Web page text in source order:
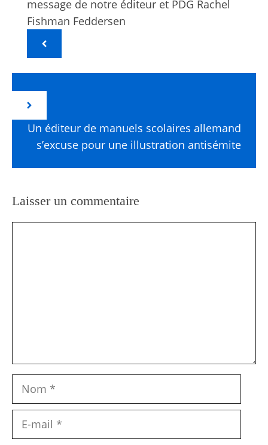
message de notre éditeur et PDG Rachel
Fishman Feddersen
Un éditeur de manuels scolaires allemand
s’excuse pour une illustration antisémite
Laisser un commentaire
Nom